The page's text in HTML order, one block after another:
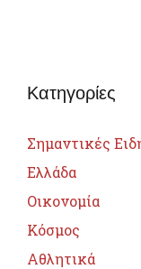
Κατηγορίες
Σημαντικές
Ελλάδα
Οικονομία
Κόσμος
Αθλητικά